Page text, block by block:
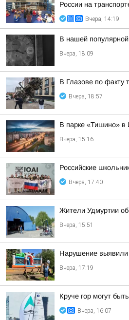
России на
Вчера, 14:19
В нашей популярной
Вчера, 18:09
В Глазове по факту
Вчера, 18:57
В парке «Тишино» в
Вчера, 15:16
Российские
Вчера, 17:40
Жители Удмуртии
Вчера, 15:51
Нарушение выявили
Вчера, 17:19
Круче гор могут
Вчера, 16:07